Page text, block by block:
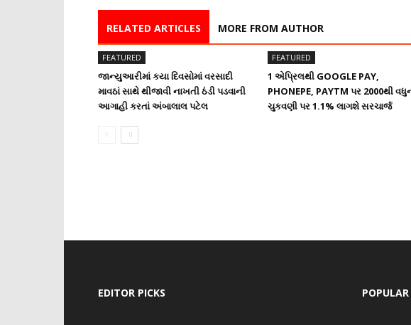
RELATED ARTICLES MORE FROM AUTHOR
FEATURED
જાન્યુઆરીમાં કયા દિવસોમાં વરસાદી
માવઠાં સાથે થીજાવી નાખતી ઠંડી પડવાની
આગાહી કરતાં અંબાલાલ પટેલ
FEATURED
1 એપ્રિલથી GOOGLE PAY,
PHONEPE, PAYTM પર 2000થી
ચુકવણી પર 1.1% લાગશે સરચાર્જ
EDITOR PICKS